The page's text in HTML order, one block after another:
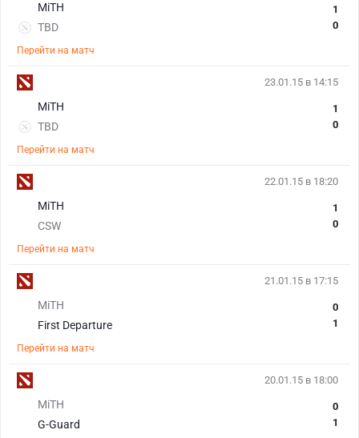
MiTH
TBD
1
0
Перейти на матч
23.01.15 в 14:15
MiTH
TBD
1
0
Перейти на матч
22.01.15 в 18:20
MiTH
CSW
1
0
Перейти на матч
21.01.15 в 17:15
MiTH
First Departure
0
1
Перейти на матч
20.01.15 в 18:00
MiTH
G-Guard
0
1